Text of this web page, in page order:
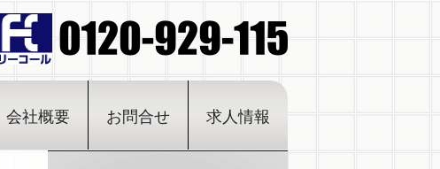
会社概要 お問合せ 求人情報